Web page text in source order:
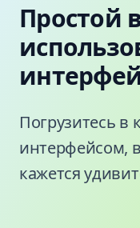
Простой
Погрузитесь в
интерфейсом,
кажется